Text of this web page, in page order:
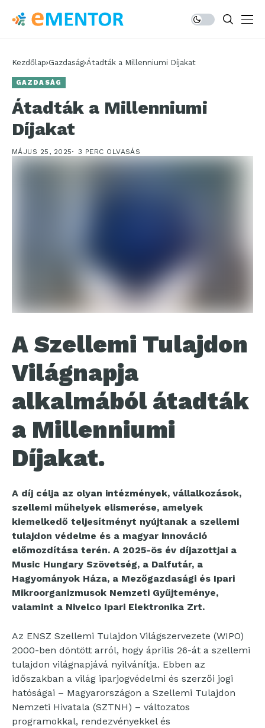
Kezdőlap Gazdaság Átadták a Millenniumi Díjakat
GAZDASÁG
Átadták a Millenniumi
Díjakat
MÁJUS 25, 2025 3 PERC OLVASÁS
A Szellemi Tulajdon
Világnapja
alkalmából átadták
a Millenniumi
Díjakat.
A díj célja az olyan intézmények, vállalkozások,
szellemi műhelyek elismerése, amelyek
kiemelkedő teljesítményt nyújtanak a szellemi
tulajdon védelme és a magyar innováció
előmozdítása terén. A 2025-ös év díjazottjai a
Music Hungary Szövetség, a Dalfutár, a
Hagyományok Háza, a Mezőgazdasági és Ipari
Mikroorganizmusok Nemzeti Gyűjteménye,
valamint a Nivelco Ipari Elektronika Zrt.
Az ENSZ Szellemi Tulajdon Világszervezete (WIPO)
2000-ben döntött arról, hogy április 26-át a szellemi
tulajdon világnapjává nyilvánítja. Ebben az
időszakban a világ iparjogvédelmi és szerzői jogi
hatóságai – Magyarországon a Szellemi Tulajdon
Nemzeti Hivatala (SZTNH) – változatos
programokkal, rendezvényekkel és